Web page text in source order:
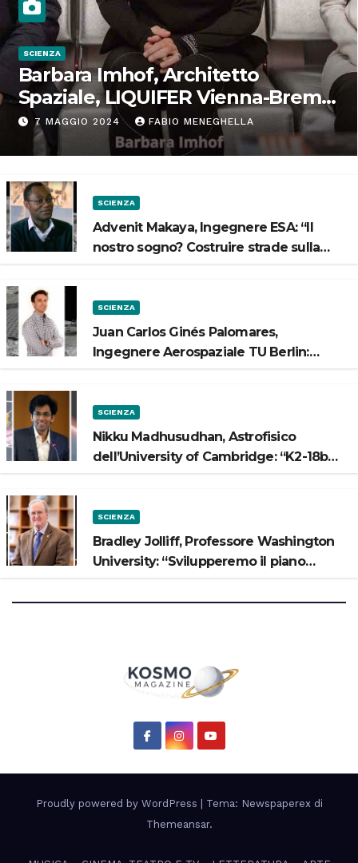
SCIENZA
Barbara Imhof, Architetto
Spaziale, LIQUIFER Vienna-Brema:
“Progettiamo habitat per lo
Spazio”
7 MAGGIO 2024 FABIO MENEGHELLA
SCIENZA
Advenit Makaya, Ingegnere ESA: “Il
nostro sogno? Costruire strade sulla
SCIENZA
Juan Carlos Ginés Palomares,
Ingegnere Aerospaziale TU Berlin:
SCIENZA
Nikku Madhusudhan, Astrofisico
dell’University of Cambridge: “K2-18b
SCIENZA
Bradley Jolliff, Professore Washington
University: “Svilupperemo il piano
Proudly powered by WordPress | Tema: Newspaperex di
Themeansar.